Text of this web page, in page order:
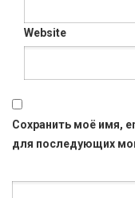
Website
Сохранить моё имя,
для последующих